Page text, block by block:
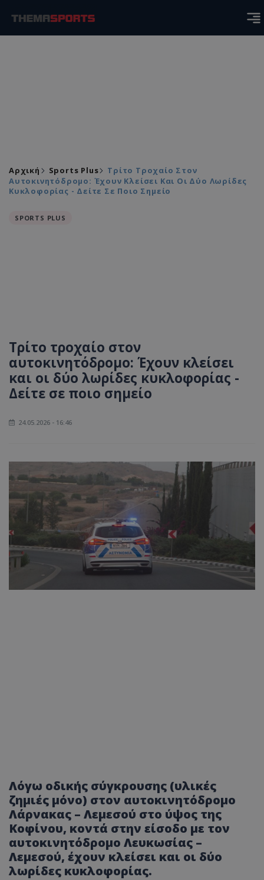
Αρχική Sports Plus
Τρίτο Τροχαίο Στον
Αυτοκινητόδρομο: Έχουν Κλείσει Και Οι Δύο Λωρίδες
Κυκλοφορίας - Δείτε Σε Ποιο Σημείο
SPORTS PLUS
Τρίτο τροχαίο στον
αυτοκινητόδρομο: Έχουν κλείσει
και οι δύο λωρίδες κυκλοφορίας -
Δείτε σε ποιο σημείο
24.05.2026 - 16:46
Λόγω οδικής σύγκρουσης (υλικές
ζημιές μόνο) στον αυτοκινητόδρομο
Λάρνακας – Λεμεσού στο ύψος της
Κοφίνου, κοντά στην είσοδο με τον
αυτοκινητόδρομο Λευκωσίας –
Λεμεσού, έχουν κλείσει και οι δύο
λωρίδες κυκλοφορίας.